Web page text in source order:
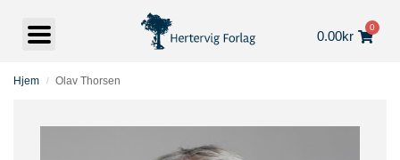
0.00kr
0
Hjem / Olav Thorsen